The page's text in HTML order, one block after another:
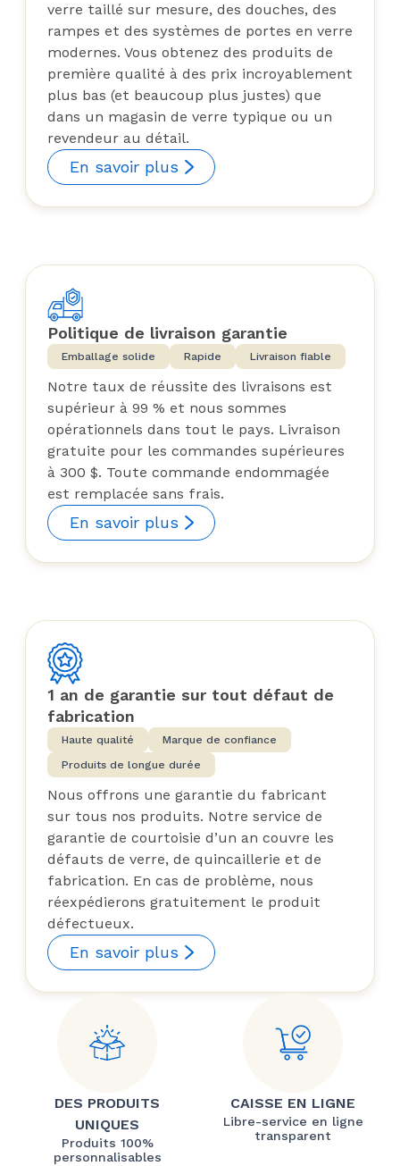
verre taillé sur mesure, des douches, des
rampes et des systèmes de portes en verre
modernes. Vous obtenez des produits de
première qualité à des prix incroyablement
plus bas (et beaucoup plus justes) que
dans un magasin de verre typique ou un
revendeur au détail.
En savoir plus
Politique de livraison garantie
Emballage solide Rapide Livraison fiable
Notre taux de réussite des livraisons est
supérieur à 99 % et nous sommes
opérationnels dans tout le pays. Livraison
gratuite pour les commandes supérieures
à 300 $. Toute commande endommagée
est remplacée sans frais.
En savoir plus
1 an de garantie sur tout défaut de
fabrication
Haute qualité
Marque de confiance
Produits de longue durée
Nous offrons une garantie du fabricant
sur tous nos produits. Notre service de
garantie de courtoisie d’un an couvre les
défauts de verre, de quincaillerie et de
fabrication. En cas de problème, nous
réexpédierons gratuitement le produit
défectueux.
En savoir plus
DES PRODUITS
UNIQUES
Produits 100%
personnalisables
CAISSE EN LIGNE
Libre-service en ligne
transparent